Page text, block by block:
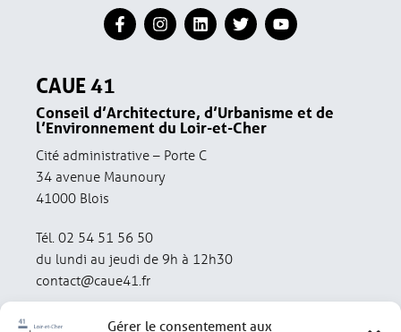
Gérer le consentement aux
CAUE 41
Conseil d’Architecture, d’Urbanisme et de
l’Environnement du Loir-et-Cher
Cité administrative – Porte C
34 avenue Maunoury
41000 Blois
Tél. 02 54 51 56 50
du lundi au jeudi de 9h à 12h30
contact@caue41.fr